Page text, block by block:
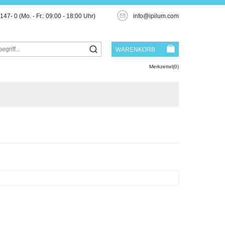
0 (Mo. - Fr.: 09:00 - 18:00 Uhr) info@ipilum.com
WARENKORB
Merkzettel(0)